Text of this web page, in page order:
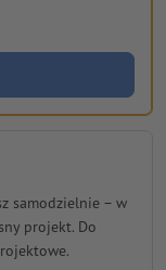
samodzielnie − w
projekt. Do